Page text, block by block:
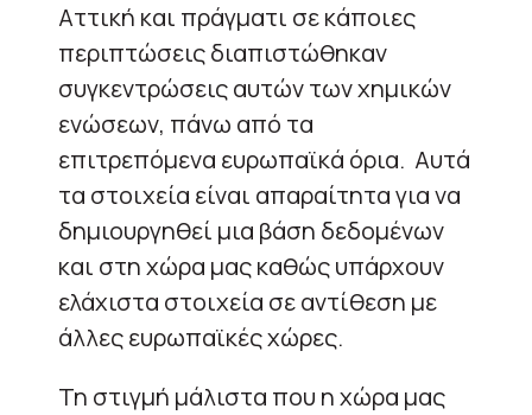
Αττική και πράγματι σε κάποιες
περιπτώσεις διαπιστώθηκαν
συγκεντρώσεις αυτών των χημικών
ενώσεων, πάνω από τα
επιτρεπόμενα ευρωπαϊκά όρια. Αυτά
τα στοιχεία είναι απαραίτητα για να
δημιουργηθεί μια βάση δεδομένων
και στη χώρα μας καθώς υπάρχουν
ελάχιστα στοιχεία σε αντίθεση με
άλλες ευρωπαϊκές χώρες.
Τη στιγμή μάλιστα που η χώρα μας